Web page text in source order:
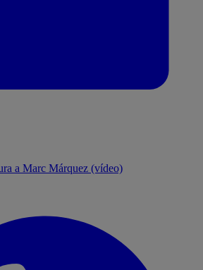
a Marc Márquez (vídeo)